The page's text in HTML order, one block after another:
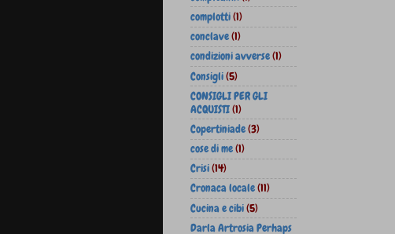
complotti(1)
conclave(1)
condizioni avverse(1)
Consigli(5)
CONSIGLI PER GLI
ACQUISTI(1)
Copertiniade(3)
cose di me(1)
Crisi(14)
Cronaca locale(11)
Cucina e cibi(5)
Darla Artrosia Perhaps